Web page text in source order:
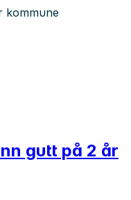
kommune
gutt på 2 år